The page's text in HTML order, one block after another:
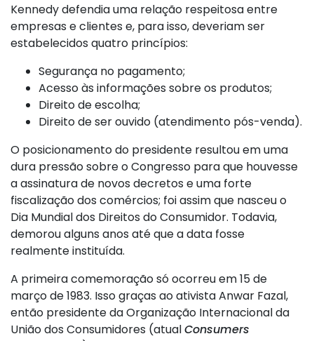
Kennedy defendia uma relação respeitosa entre
empresas e clientes e, para isso, deveriam ser
estabelecidos quatro princípios:
Segurança no pagamento;
Acesso às informações sobre os produtos;
Direito de escolha;
Direito de ser ouvido (atendimento pós-venda).
O posicionamento do presidente resultou em uma
dura pressão sobre o Congresso para que houvesse
a assinatura de novos decretos e uma forte
fiscalização dos comércios; foi assim que nasceu o
Dia Mundial dos Direitos do Consumidor. Todavia,
demorou alguns anos até que a data fosse
realmente instituída.
A primeira comemoração só ocorreu em 15 de
março de 1983. Isso graças ao ativista Anwar Fazal,
então presidente da Organização Internacional da
União dos Consumidores (atualConsumers